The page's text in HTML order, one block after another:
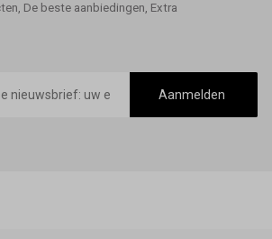
De beste aanbiedingen, Extra
Aanmelden